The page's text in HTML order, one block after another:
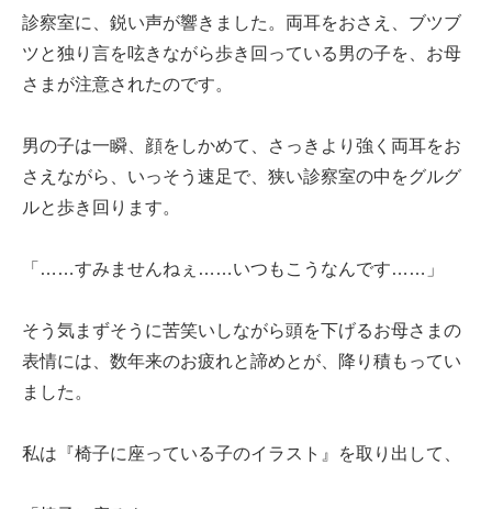
診察室に、鋭い声が響きました。両耳をおさえ、ブツブ
ツと独り言を呟きながら歩き回っている男の子を、お母
さまが注意されたのです。
男の子は一瞬、顔をしかめて、さっきより強く両耳をお
さえながら、いっそう速足で、狭い診察室の中をグルグ
ルと歩き回ります。
「……すみませんねぇ……いつもこうなんです……」
そう気まずそうに苦笑いしながら頭を下げるお母さまの
表情には、数年来のお疲れと諦めとが、降り積もってい
ました。
私は『椅子に座っている子のイラスト』を取り出して、